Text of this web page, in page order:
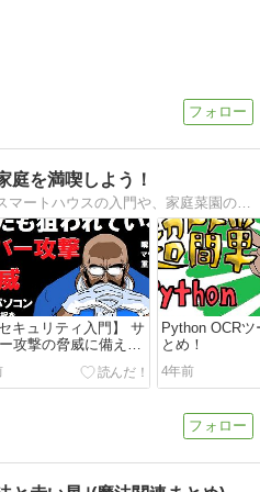
庭を満喫しよう！
楽しい家庭を満喫しよう！スマートハウスの入門や、家庭菜園の入門、子供おすすめお出かけスポットアレルギー対応可能なお店情報などを発信します！
セキュリティ入門】 サ
攻撃の脅威に備え
Python OCR
とめ！
4年前